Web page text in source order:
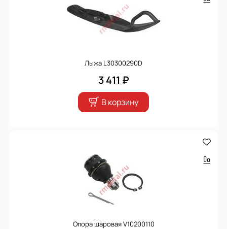
Лыжа L30300290D
3 411 ₽
В корзину
Опора шаровая V10200110